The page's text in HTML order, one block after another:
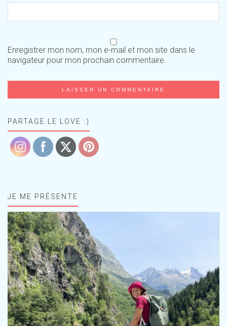
Enregistrer mon nom, mon e-mail et mon site dans le
navigateur pour mon prochain commentaire.
PARTAGE LE LOVE :)
JE ME PRÉSENTE